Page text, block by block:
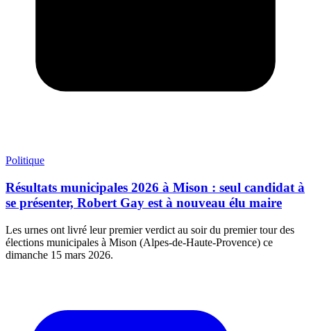
Politique
Résultats municipales 2026 à Mison : seul candidat à
se présenter, Robert Gay est à nouveau élu maire
Les urnes ont livré leur premier verdict au soir du premier tour des
élections municipales à Mison (Alpes-de-Haute-Provence) ce
dimanche 15 mars 2026.